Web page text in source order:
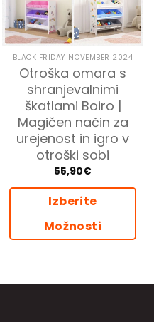
BLACK FRIDAY NOVEMBER 2024
Otroška omara s
shranjevalnimi
škatlami Boiro |
Magičen način za
urejenost in igro v
otroški sobi
55,90€
Izberite
Možnosti